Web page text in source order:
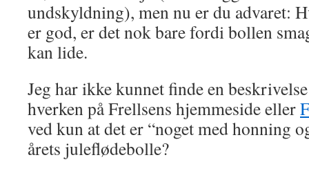
undskyldning), men nu er du advaret:
er god, er det nok bare fordi bollen
kan lide.
Jeg har ikke kunnet finde en
hverken på Frellsens hjemmeside eller
ved kun at det er “noget med honning
årets juleflødebolle?